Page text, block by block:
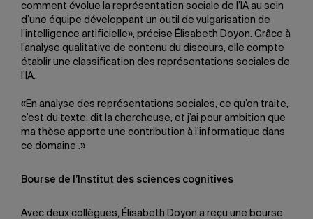
comment évolue la représentation sociale de l’IA au sein
d’une équipe développant un outil de vulgarisation de
l’intelligence artificielle», précise Élisabeth Doyon. Grâce à
l’analyse qualitative de contenu du discours, elle compte
établir une classification des représentations sociales de
l’IA.
«En analyse des représentations sociales, ce qu’on traite,
c’est du texte, dit la chercheuse, et j’ai pour ambition que
ma thèse apporte une contribution à l’informatique dans
ce domaine .»
Bourse de l’Institut des sciences cognitives
Avec deux collègues, Élisabeth Doyon a reçu une bourse